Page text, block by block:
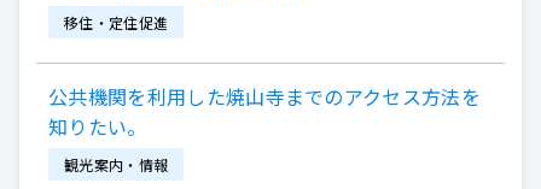
移住・定住促進
公共機関を利用した焼山寺までのアクセス方法を
知りたい。
観光案内・情報